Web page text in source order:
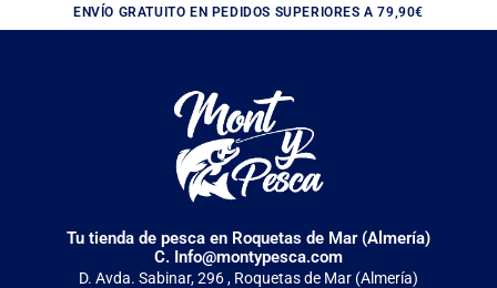
ENVÍO GRATUITO EN PEDIDOS SUPERIORES A 79,90€
Tu tienda de pesca en Roquetas de Mar (Almería)
C. Info@montypesca.com
D. Avda. Sabinar, 296 , Roquetas de Mar (Almería)